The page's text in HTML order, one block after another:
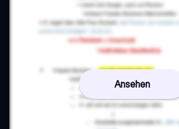
Ansehen